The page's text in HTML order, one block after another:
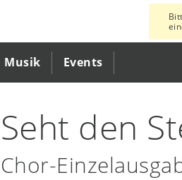
Musik Events
Seht den
Chor-